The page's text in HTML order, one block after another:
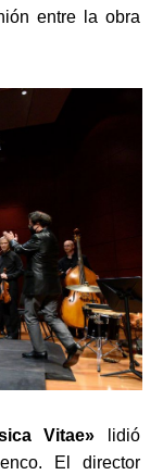
entre la obra
Vitae» lidió
El director